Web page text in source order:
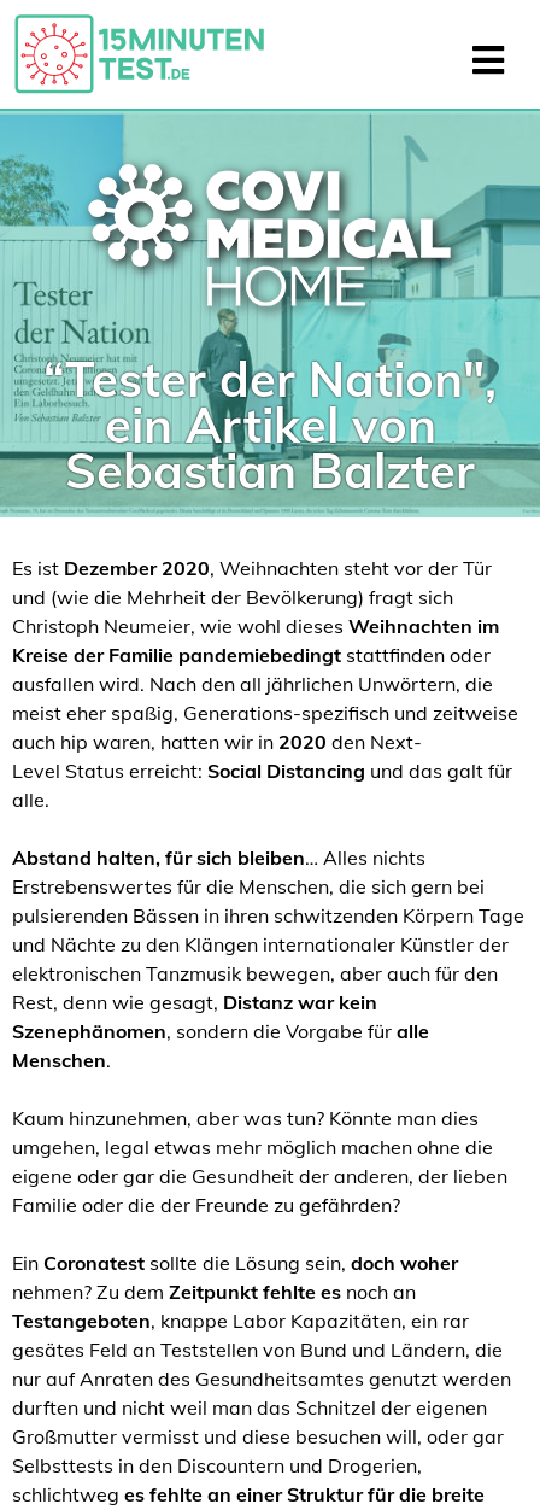
“Tester der Nation",
ein Artikel von
Sebastian Balzter
Es ist Dezember 2020, Weihnachten steht vor der Tür
und (wie die Mehrheit der Bevölkerung) fragt sich
Christoph Neumeier, wie wohl dieses Weihnachten im
Kreise der Familie pandemiebedingt stattfinden oder
ausfallen wird. Nach den all jährlichen Unwörtern, die
meist eher spaßig, Generations-spezifisch und zeitweise
auch hip waren, hatten wir in 2020 den Next-
Level Status erreicht: Social Distancing und das galt für
alle.
Abstand halten, für sich bleiben… Alles nichts
Erstrebenswertes für die Menschen, die sich gern bei
pulsierenden Bässen in ihren schwitzenden Körpern Tage
und Nächte zu den Klängen internationaler Künstler der
elektronischen Tanzmusik bewegen, aber auch für den
Rest, denn wie gesagt, Distanz war kein
Szenephänomen, sondern die Vorgabe für alle
Menschen.
Kaum hinzunehmen, aber was tun? Könnte man dies
umgehen, legal etwas mehr möglich machen ohne die
eigene oder gar die Gesundheit der anderen, der lieben
Familie oder die der Freunde zu gefährden?
Ein Coronatest sollte die Lösung sein, doch woher
nehmen? Zu dem Zeitpunkt fehlte es noch an
Testangeboten, knappe Labor Kapazitäten, ein rar
gesätes Feld an Teststellen von Bund und Ländern, die
nur auf Anraten des Gesundheitsamtes genutzt werden
durften und nicht weil man das Schnitzel der eigenen
Großmutter vermisst und diese besuchen will, oder gar
Selbsttests in den Discountern und Drogerien,
schlichtweg es fehlte an einer Struktur für die breite